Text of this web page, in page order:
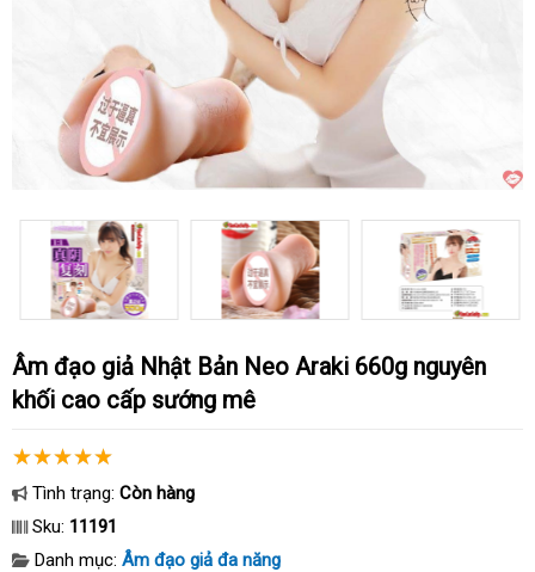
Âm đạo giả Nhật Bản Neo Araki 660g nguyên
khối cao cấp sướng mê
Tình trạng: Còn hàng
Sku: 11191
Danh mục: Âm đạo giả đa năng